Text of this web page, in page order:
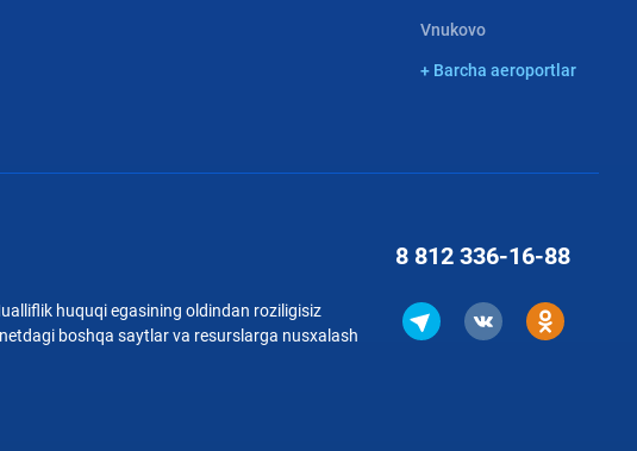
Vnukovo
+ Barcha aeroportlar
huquqi egasining oldindan roziligisiz
boshqa saytlar va resurslarga nusxalash
8 812 336-16-88